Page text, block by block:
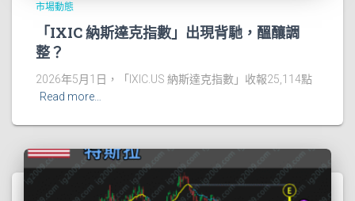
市場動態
「IXIC 納斯達克指數」出現背馳，醞釀調
整？
2026年5月1日，「IXIC.US 納斯達克指數」收報25,114點
Read more…